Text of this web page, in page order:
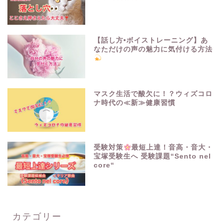
【話し方•ボイストレーニング】あ
なただけの声の魅力に気付ける方法
マスク生活で酸欠に！？ウィズコロ
ナ時代の≪新≫健康習慣
受験対策
最短上達！音高・音大・
宝塚受験生へ 受験課題“Sento nel
core“
カテゴリー